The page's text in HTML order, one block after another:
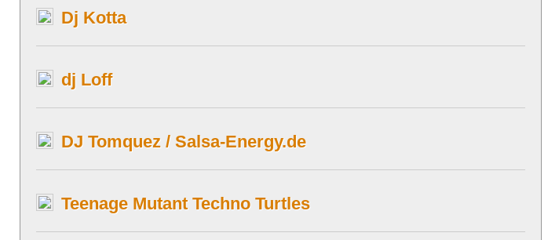
Dj Kotta
dj Loff
DJ Tomquez / Salsa-Energy.de
Teenage Mutant Techno Turtles